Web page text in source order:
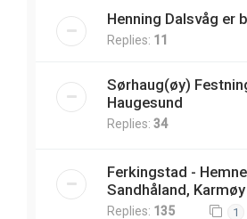
Henning Dalsvåg er
Replies: 11
Sørhaug(øy)
Haugesund
Replies: 34
Ferkingstad -
Sandhåland, Karmøy
Replies: 135 1